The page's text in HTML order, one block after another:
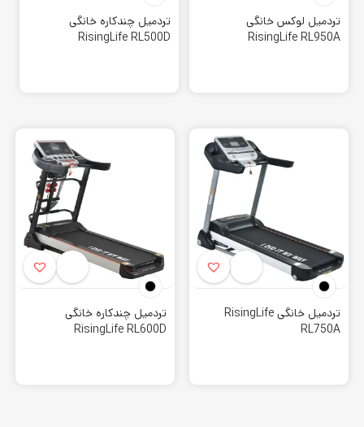
متریال با کیفیتی که دارد، قیمت دستگاه های آن بسیار مقرون به
صرفه می باشد.
این کمپانی با تنوع بسیاری که در انواع تردمیل دارد، می تواند توجه
افراد را به خود جذب کند. زیرا از متریال با کیفیت و پیشرفته ای
برای بالا بردن سطح دستگاه ها استفاده می کند.
اگر به دنبال تهیه محصولات ورزشی و بدنسازی هستید، خرید از
فروشگاهکورش اسپرتگزینه ی مناسبی به شمار می رود. چرا که تا
به امروز سعی بر این داشته است تا محصولاتی با بهترین برند های
تردمیل لوکس خانگی
RisingLife RL950A
تردمیل چندکاره خانگی
RisingLife RL500D
تردمیل خانگی RisingLife
RL750A
تردمیل چندکاره خانگی
RisingLife RL600D